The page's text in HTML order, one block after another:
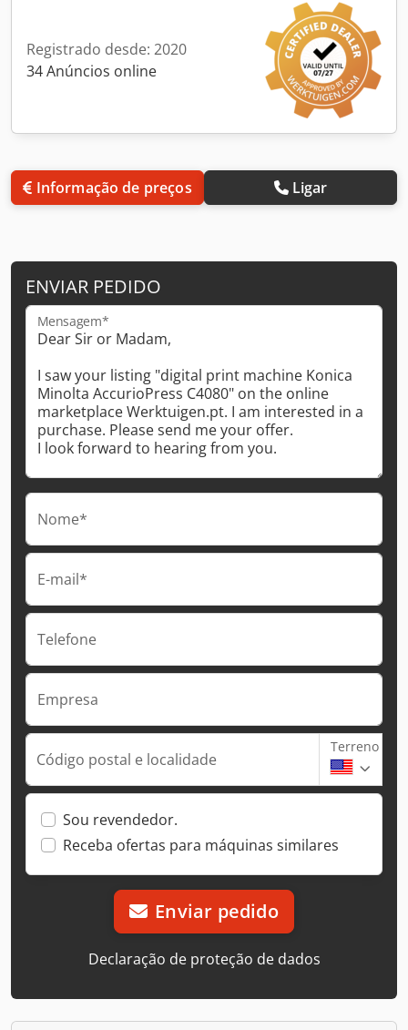
Registrado desde: 2020
34 Anúncios online
Informação de preços Ligar
ENVIAR PEDIDO
Mensagem*
Nome*
E-mail*
Telefone
Empresa
Código postal e localidade
Terreno
Sou revendedor.
Receba ofertas para máquinas similares
Enviar pedido
Declaração de proteção de dados